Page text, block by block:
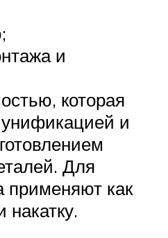
и
которая
и
Для
применяют как
накатку.